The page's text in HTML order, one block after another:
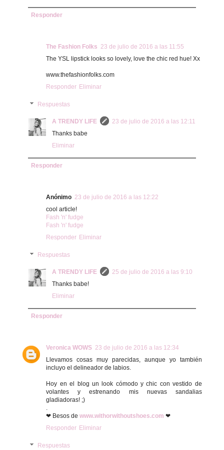
Responder
The Fashion Folks 23 de julio de 2016 a las 11:55
The YSL lipstick looks so lovely, love the chic red hue! Xx
www.thefashionfolks.com
Responder Eliminar
Respuestas
A TRENDY LIFE
23 de julio de 2016 a las 12:11
Thanks babe
Eliminar
Responder
Anónimo 23 de julio de 2016 a las 12:22
cool article!
Fash 'n' fudge
Fash 'n' fudge
Responder Eliminar
Respuestas
A TRENDY LIFE
25 de julio de 2016 a las 9:10
Thanks babe!
Eliminar
Responder
Veronica WOWS 23 de julio de 2016 a las 12:34
Llevamos cosas muy parecidas, aunque yo también
incluyo el delineador de labios.
Hoy en el blog un look cómodo y chic con vestido de
volantes y estrenando mis nuevas sandalias
gladiadoras! ;)
.
❤ Besos dewww.withorwithoutshoes.com ❤
Responder Eliminar
Respuestas